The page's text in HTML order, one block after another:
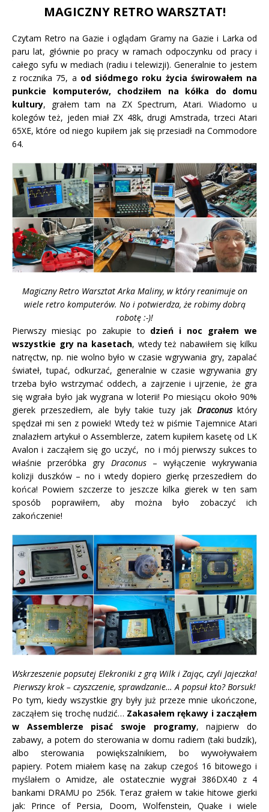
MAGICZNY RETRO WARSZTAT!
Czytam Retro na Gazie i oglądam Gramy na Gazie i Larka od
paru lat, głównie po pracy w ramach odpoczynku od pracy i
całego syfu w mediach (radiu i telewizji). Generalnie to jestem
z rocznika 75, a od siódmego roku życia świrowałem na
punkcie komputerów, chodziłem na kółka do domu
kultury, grałem tam na ZX Spectrum, Atari. Wiadomo u
kolegów też, jeden miał ZX 48k, drugi Amstrada, trzeci Atari
65XE, które od niego kupiłem jak się przesiadł na Commodore
64.
Magiczny Retro Warsztat Arka Maliny, w który reanimuje on
wiele retro komputerów. No i potwierdza, że robimy dobrą
robotę :-)!
Pierwszy miesiąc po zakupie to dzień i noc grałem we
wszystkie gry na kasetach, wtedy też nabawiłem się kilku
natręctw, np. nie wolno było w czasie wgrywania gry, zapalać
świateł, tupać, odkurzać, generalnie w czasie wgrywania gry
trzeba było wstrzymać oddech, a zajrzenie i ujrzenie, że gra
się wgrała było jak wygrana w loterii! Po miesiącu około 90%
gierek przeszedłem, ale były takie tuzy jak Draconusktóry
spędzał mi sen z powiek! Wtedy też w piśmie Tajemnice Atari
znalazłem artykuł o Assemblerze, zatem kupiłem kasetę od LK
Avalon i zacząłem się go uczyć, no i mój pierwszy sukces to
właśnie przeróbka gry Draconus– wyłączenie wykrywania
kolizji duszków – no i wtedy dopiero gierkę przeszedłem do
końca! Powiem szczerze to jeszcze kilka gierek w ten sam
sposób poprawiłem, aby można było zobaczyć ich
zakończenie!
Wskrzeszenie popsutej Elekroniki z grą Wilk i Zając, czyli Jajeczka!
Pierwszy krok – czyszczenie, sprawdzanie… A popsuł kto? Borsuk!
Po tym, kiedy wszystkie gry były już przeze mnie ukończone,
zacząłem się trochę nudzić… Zakasałem rękawy i zacząłem
w Assemblerze pisać swoje programy, najpierw do
zabawy, a potem do sterowania w domu radiem (taki budzik),
albo sterowania powiększalnikiem, bo wywoływałem
papiery. Potem miałem kasę na zakup czegoś 16 bitowego i
myślałem o Amidze, ale ostatecznie wygrał 386DX40 z 4
bankami DRAMU po 256k. Teraz grałem w takie hitowe gierki
jak: Prince of Persia, Doom, Wolfenstein, Quake i wiele